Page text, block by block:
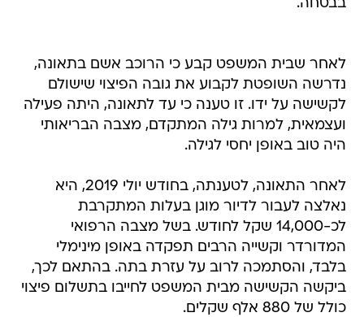
בבטחה.
לאחר שבית המשפט קבע כי הרוכב אשם בתאונה,
נדרשה השופטת לקבוע את גובה הפיצוי שישולם
לקשישה על ידו. זו טענה כי עד לתאונה, היתה פעילה
ועצמאית, למרות גילה המתקדם, מצבה הבריאותי
היה טוב באופן יחסי לגילה.
לאחר התאונה, לטענתה, בחודש יולי 2019, היא
נאלצה לעבור לדיור מוגן בעלות המתקרבת
לכ-14,000 שקל לחודש. בשל מצבה הרפואי
המדורדר וקשייה הרבים תפקדה באופן מינימלי
בלבד, והסתמכה לרוב על עזרת בתה. בהתאם לכך,
ביקשה הקשישה מבית המשפט לחייבו בתשלום פיצוי
כולל של 880 אלף שקלים.